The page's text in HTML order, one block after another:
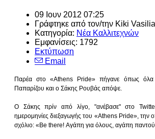
09 Ιουν 2012 07:25
Γράφτηκε από τον/την Kiki
Κατηγορία: Νέα Καλλιτεχνών
Εμφανίσεις: 1792
Εκτύπωση
Email
Παρέα στο«Athens Pride» πήγανε όπως
Παπαρίζου και ο Σάκης Ρουβάς απόψε.
Ο Σάκης πρίν από λίγο, "ανέβασε" στο
ημερομηνίες διεξαγωγής του «Athens Pride», την
σχόλιο: «Be there! Αγάπη για όλους, αγάπη παντού.